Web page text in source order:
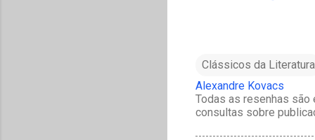
Clássicos da Literatura
Alexandre Kovacs
Todas as resenhas são
consultas sobre